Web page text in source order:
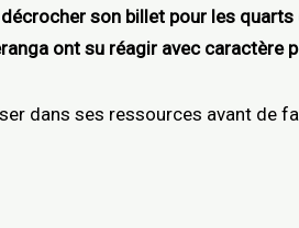
son billet pour les
ont su réagir avec caractère
dans ses ressources avant de